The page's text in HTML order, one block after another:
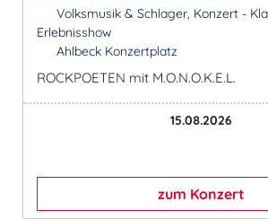
Volksmusik & Schlager, Konzert -
Erlebnisshow
Ahlbeck Konzertplatz
ROCKPOETEN mit M.O.N.O.K.E.L.
15.08.2026
zum Konzert